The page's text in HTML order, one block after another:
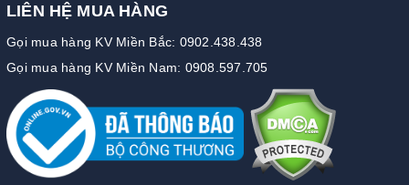
LIÊN HỆ MUA HÀNG
Gọi mua hàng KV Miền Bắc: 0902.438.438
Gọi mua hàng KV Miền Nam: 0908.597.705